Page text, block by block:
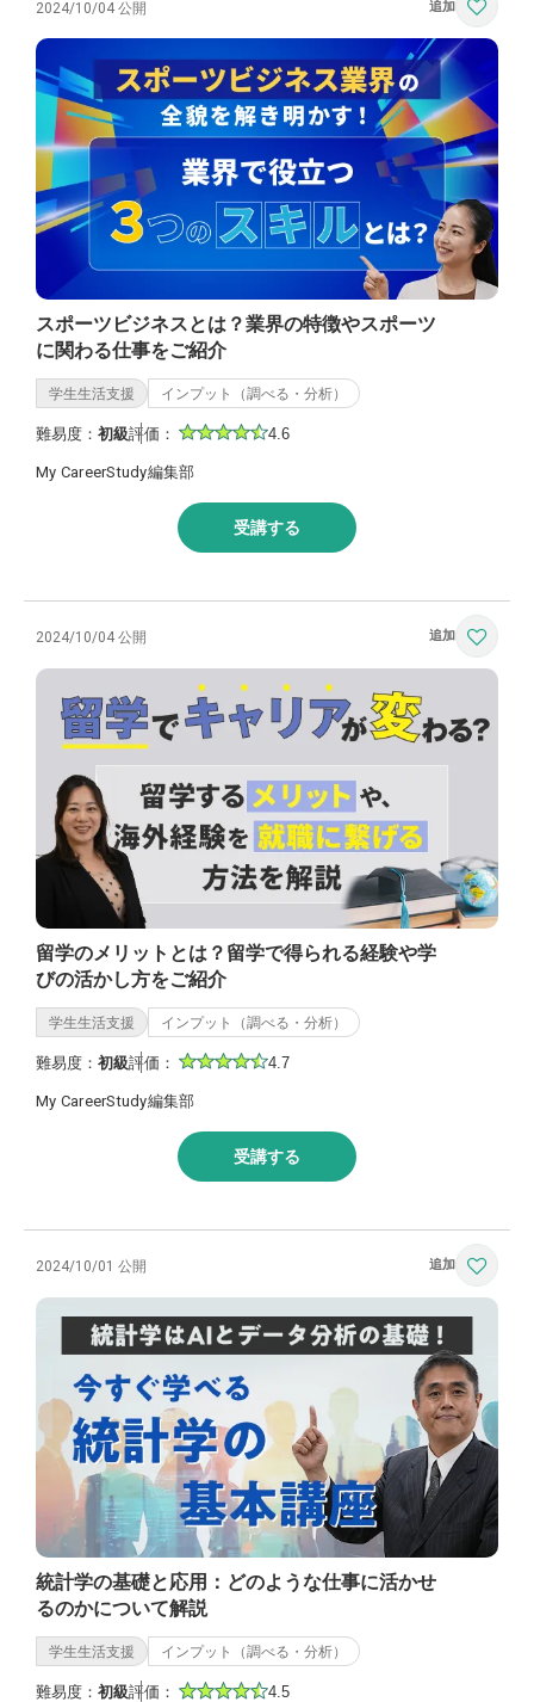
2024/10/04 公開
スポーツビジネスとは？業界の特徴やスポーツ
に関わる仕事をご紹介
学生生活支援 インプット（調べる・分析）
難易度： 初級評価： 4.6
My CareerStudy編集部
受講する
2024/10/04 公開
留学のメリットとは？留学で得られる経験や学
びの活かし方をご紹介
学生生活支援 インプット（調べる・分析）
難易度： 初級評価： 4.7
My CareerStudy編集部
受講する
2024/10/01 公開
統計学の基礎と応用：どのような仕事に活かせ
るのかについて解説
学生生活支援 インプット（調べる・分析）
難易度： 初級評価： 4.5